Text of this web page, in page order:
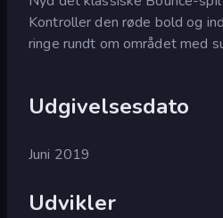
Kontroller den røde bold og
ringe rundt om området med
Udgivelsesdato
Juni 2019
Udvikler